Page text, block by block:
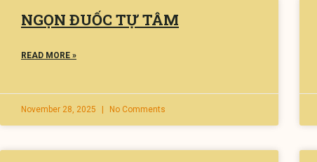
NGỌN ĐUỐC TỰ TÂM
READ MORE »
November 28, 2025 No Comments